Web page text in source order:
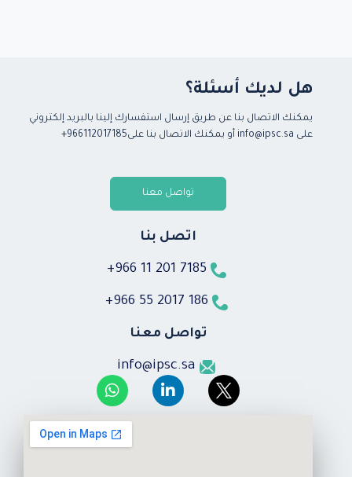
هل لديك أسئلة؟
يمكنك الاتصال بنا عن طريق إرسال استفسارك إلينا بالبريد إلكتروني
على info@ipsc.sa أو يمكنك الاتصال بنا على966112017185+
تواصل معنا
اتصل بنا
7185 201 11 966+
186 2017 55 966+
تواصل معنا
info@ipsc.sa
L
i
W
h
t
s